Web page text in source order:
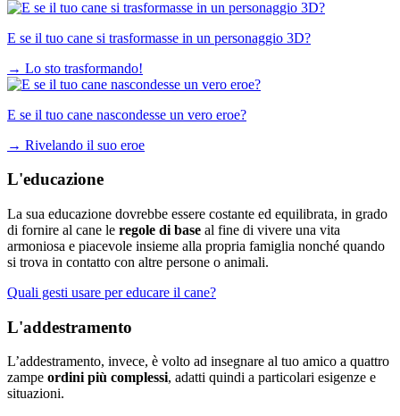
E se il tuo cane si trasformasse in un personaggio 3D?
→ Lo sto trasformando!
E se il tuo cane nascondesse un vero eroe?
→ Rivelando il suo eroe
L'educazione
La sua educazione dovrebbe essere costante ed equilibrata, in grado
di fornire al cane le regole di base al fine di vivere una vita
armoniosa e piacevole insieme alla propria famiglia nonché quando
si trova in contatto con altre persone o animali.
Quali gesti usare per educare il cane?
L'addestramento
L’addestramento, invece, è volto ad insegnare al tuo amico a quattro
zampe ordini più complessi, adatti quindi a particolari esigenze e
situazioni.